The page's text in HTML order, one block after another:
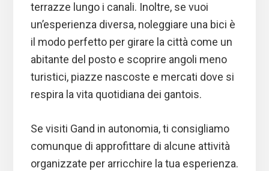
terrazze lungo i canali. Inoltre, se vuoi
un’esperienza diversa, noleggiare una bici è
il modo perfetto per girare la città come un
abitante del posto e scoprire angoli meno
turistici, piazze nascoste e mercati dove si
respira la vita quotidiana dei gantois.
Se visiti Gand in autonomia, ti consigliamo
comunque di approfittare di alcune attività
organizzate per arricchire la tua esperienza.